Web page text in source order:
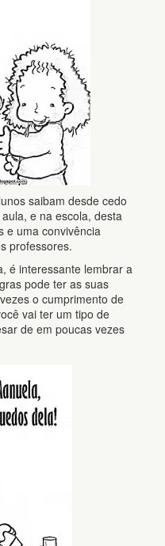
saibam desde cedo
e na escola, desta
e uma convivência
professores.
é interessante lembrar a
pode ter as suas
o cumprimento de
vai ter um tipo de
de em poucas vezes